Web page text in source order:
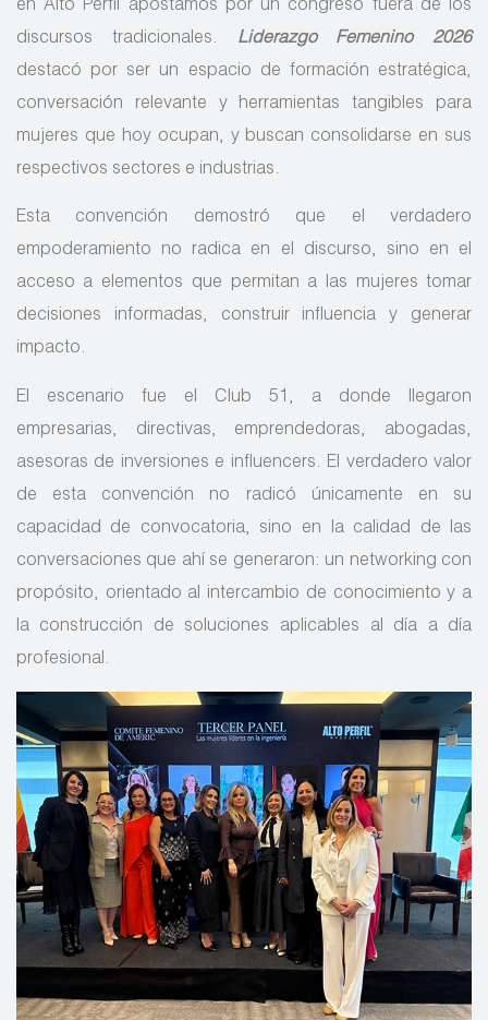
en Alto Perfil apostamos por un congreso fuera de los
discursos tradicionales. Liderazgo Femenino 2026
destacó por ser un espacio de formación estratégica,
conversación relevante y herramientas tangibles para
mujeres que hoy ocupan, y buscan consolidarse en sus
respectivos sectores e industrias.
Esta convención demostró que el verdadero
empoderamiento no radica en el discurso, sino en el
acceso a elementos que permitan a las mujeres tomar
decisiones informadas, construir influencia y generar
impacto.
El escenario fue el Club 51, a donde llegaron
empresarias, directivas, emprendedoras, abogadas,
asesoras de inversiones e influencers. El verdadero valor
de esta convención no radicó únicamente en su
capacidad de convocatoria, sino en la calidad de las
conversaciones que ahí se generaron: un networking con
propósito, orientado al intercambio de conocimiento y a
la construcción de soluciones aplicables al día a día
profesional.